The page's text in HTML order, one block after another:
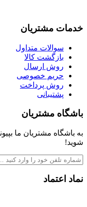
خدمات مشتریان
سوالات متداول
بازگشت کالا
روش ارسال
حریم خصوصی
روش پرداخت
پشتیبانی
باشگاه مشتریان
به باشگاه مشتریان ما
شوید!
نماد اعتماد